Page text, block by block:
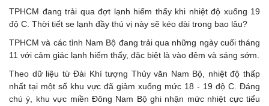
TPHCM đang trải qua đợt lạnh hiếm thấy khi nhiệt độ xuống 19
độ C. Thời tiết se lạnh đầy thú vị này sẽ kéo dài trong bao lâu?
TPHCM và các tỉnh Nam Bộ đang trải qua những ngày cuối tháng
11 với cảm giác lạnh hiếm thấy, đặc biệt là vào đêm và sáng sớm.
Theo dữ liệu từ Đài Khí tượng Thủy văn Nam Bộ, nhiệt độ thấp
nhất tại một số khu vực đã giảm xuống mức 18 - 19 độ C. Đáng
chú ý, khu vực miền Đông Nam Bộ ghi nhận mức nhiệt cực tiểu